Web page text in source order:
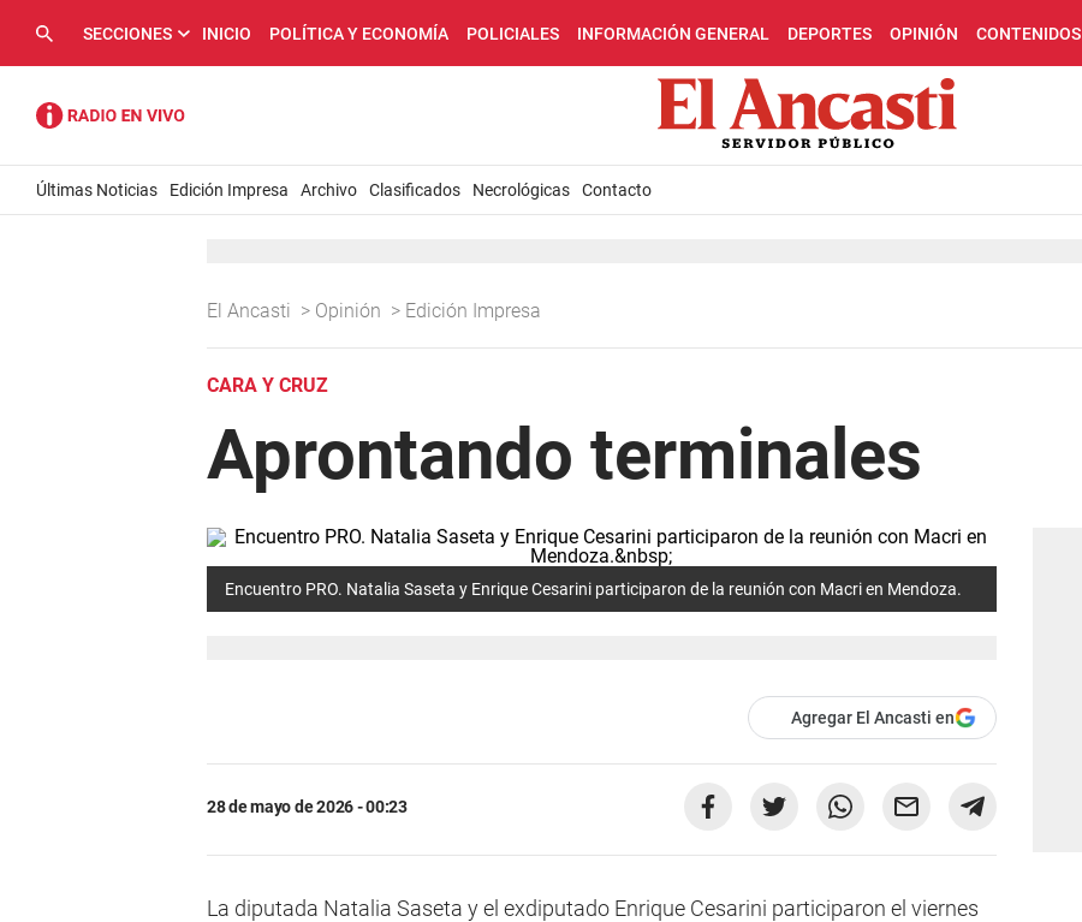
SECCIONES INICIO POLÍTICA Y ECONOMÍA POLICIALES INFORMACIÓN GENERAL DEPORTES OPINIÓN CONTENIDOS
Últimas Noticias Edición Impresa Archivo Clasificados Necrológicas Contacto
El Ancasti > Opinión > Edición Impresa
CARA Y CRUZ
Aprontando terminales
Encuentro PRO. Natalia Saseta y Enrique Cesarini participaron de la reunión con Macri en Mendoza.
Agregar El Ancasti en
28 de mayo de 2026 - 00:23
La diputada Natalia Saseta y el exdiputado Enrique Cesarini participaron el viernes